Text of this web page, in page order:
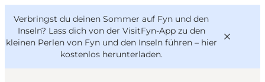
Verbringst du deinen Sommer auf Fyn und den
Inseln? Lass dich von der VisitFyn-App zu den
kleinen Perlen von Fyn und den Inseln führen – hier
kostenlos herunterladen.
VisitFyn
Deutsch